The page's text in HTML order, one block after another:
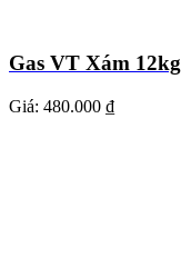
Gas VT Xám 12kg
Giá: 480.000 ₫